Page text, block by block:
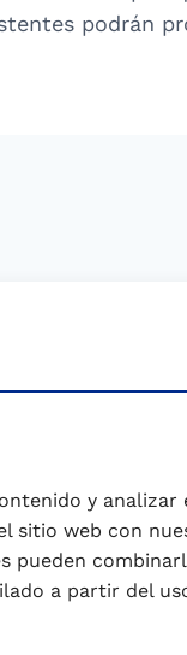
y analizar
sitio web con
pueden
a partir del
podrán